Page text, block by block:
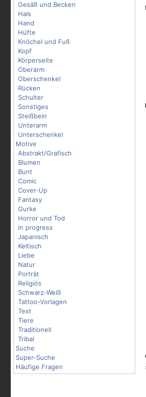
Gesäß und Becken
Hals
Hand
Hüfte
Knöchel und Fuß
Kopf
Körperseite
Oberarm
Oberschenkel
Rücken
Schulter
Sonstiges
Steißbein
Unterarm
Unterschenkel
Motive
Abstrakt/Grafisch
Blumen
Bunt
Comic
Cover-Up
Fantasy
Gurke
Horror und Tod
in progress
Japanisch
Keltisch
Liebe
Natur
Porträt
Religiös
Schwarz-Weiß
Tattoo-Vorlagen
Text
Tiere
Traditionell
Tribal
Suche
Super-Suche
Häufige Fragen